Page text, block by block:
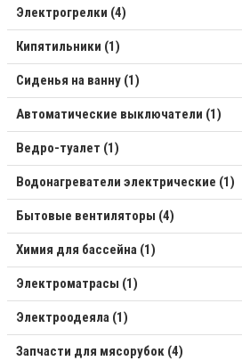
Электрогрелки (4)
Кипятильники (1)
Сиденья на ванну (1)
Автоматические выключатели (1)
Ведро-туалет (1)
Водонагреватели электрические (1)
Бытовые вентиляторы (4)
Химия для бассейна (1)
Электроматрасы (1)
Электроодеяла (1)
Запчасти для мясорубок (4)